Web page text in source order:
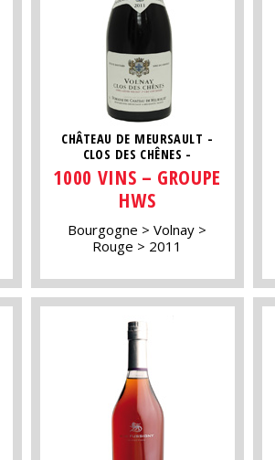
CHÂTEAU DE MEURSAULT -
CLOS DES CHÊNES -
1000 VINS – GROUPE
HWS
Bourgogne
Volnay
Rouge
2011